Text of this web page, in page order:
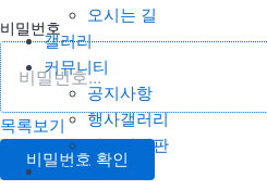
오시는 길
갤러리
커뮤니티
공지사항
행사갤러리
자유게시판
후원하기
비밀번호
목록보기
비밀번호 확인